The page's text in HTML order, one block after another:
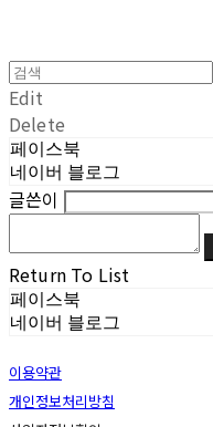
Edit
Delete
페이스북
네이버 블로그
글쓴이
Return To List
페이스북
네이버 블로그
이용약관
개인정보처리방침